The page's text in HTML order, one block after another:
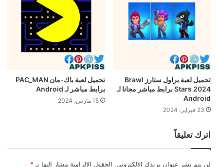
تحميل لعبة براول ستارز Brawl
Stars 2024 برابط مباشر مجانا لـ
Android
23 فبراير، 2024
تحميل لعبة باك-مان PAC_MAN
برابط مباشر لـ Android
15 مارس، 2024
اترك تعليقاً
لن يتم نشر عنوان بريدك الإلكتروني. الحقول الإلزامية مشار إليها بـ *